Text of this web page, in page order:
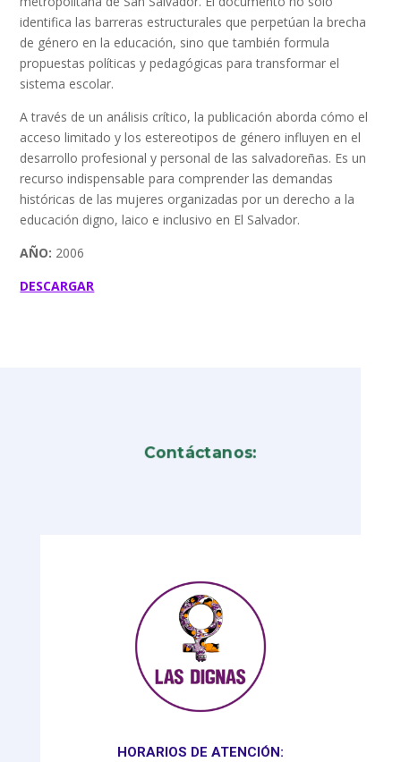
identifica las barreras estructurales que perpetúan la brecha
de género en la educación, sino que también formula
propuestas políticas y pedagógicas para transformar el
sistema escolar.
A través de un análisis crítico, la publicación aborda cómo el
acceso limitado y los estereotipos de género influyen en el
desarrollo profesional y personal de las salvadoreñas. Es un
recurso indispensable para comprender las demandas
históricas de las mujeres organizadas por un derecho a la
educación digno, laico e inclusivo en El Salvador.
AÑO: 2006
DESCARGAR
Contáctanos:
HORARIOS DE ATENCIÓN: